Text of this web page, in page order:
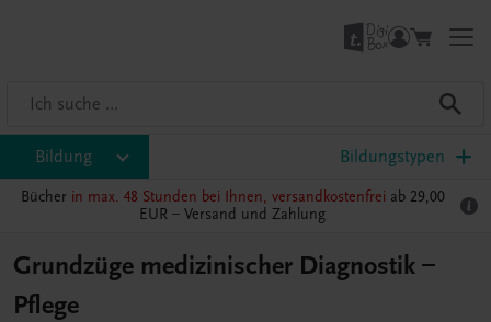
Bildung Bildungstypen
Bücher in max. 48 Stunden bei Ihnen, versandkostenfrei ab 29,00
EUR – Versand und Zahlung
Grundzüge medizinischer Diagnostik –
Pflege